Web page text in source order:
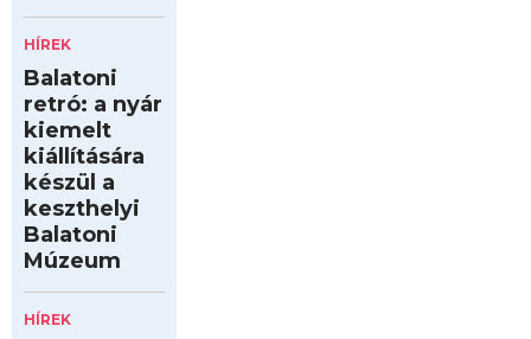
HÍREK
Balatoni
retró: a nyár
kiemelt
kiállítására
készül a
keszthelyi
Balatoni
Múzeum
HÍREK